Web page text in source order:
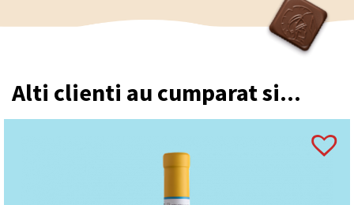
Alti clienti au cumparat si...